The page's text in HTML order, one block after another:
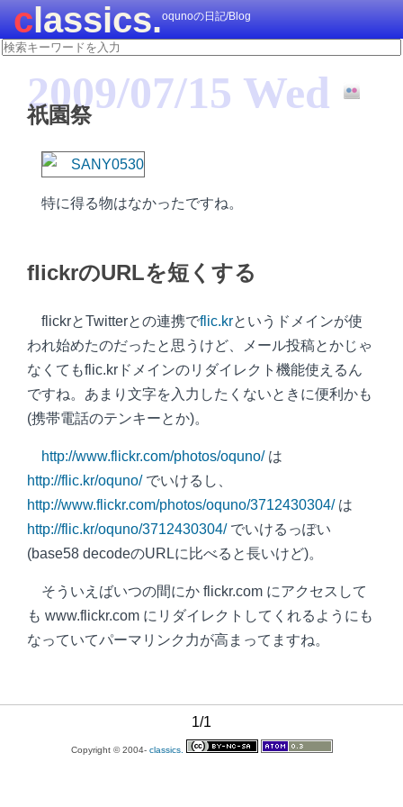
classics.oqunoの日記/Blog
2009/07/15 Wed
祇園祭
特に得る物はなかったですね。
flickrのURLを短くする
flickrとTwitterとの連携でflic.krというドメインが使
われ始めたのだったと思うけど、メール投稿とかじゃ
なくてもflic.krドメインのリダイレクト機能使えるん
ですね。あまり文字を入力したくないときに便利かも
(携帯電話のテンキーとか)。
http://www.flickr.com/photos/oquno/は
http://flic.kr/oquno/でいけるし、
http://www.flickr.com/photos/oquno/3712430304/は
http://flic.kr/oquno/3712430304/でいけるっぽい
(base58 decodeのURLに比べると長いけど)。
そういえばいつの間にか flickr.com にアクセスして
も www.flickr.com にリダイレクトしてくれるようにも
なっていてパーマリンク力が高まってますね。
1/1
Copyright © 2004- classics.